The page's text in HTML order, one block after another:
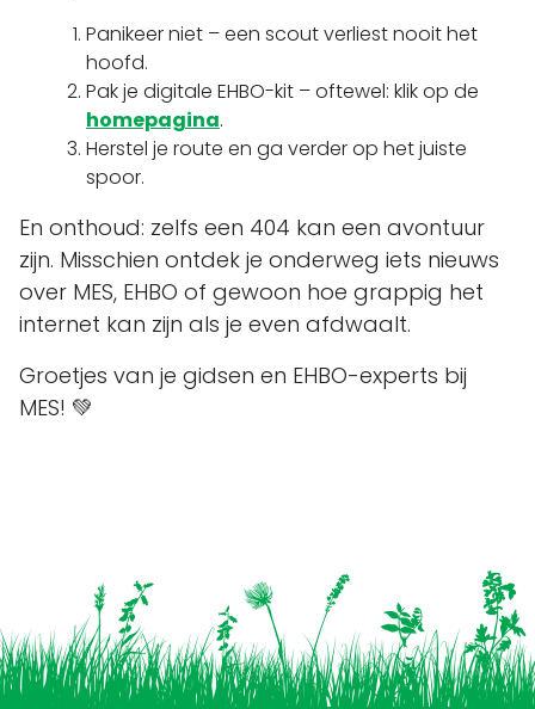
Panikeer niet – een scout verliest nooit het
hoofd.
Pak je digitale EHBO-kit – oftewel: klik op de
homepagina.
Herstel je route en ga verder op het juiste
spoor.
En onthoud: zelfs een 404 kan een avontuur
zijn. Misschien ontdek je onderweg iets nieuws
over MES, EHBO of gewoon hoe grappig het
internet kan zijn als je even afdwaalt.
Groetjes van je gidsen en EHBO-experts bij
MES! 💚